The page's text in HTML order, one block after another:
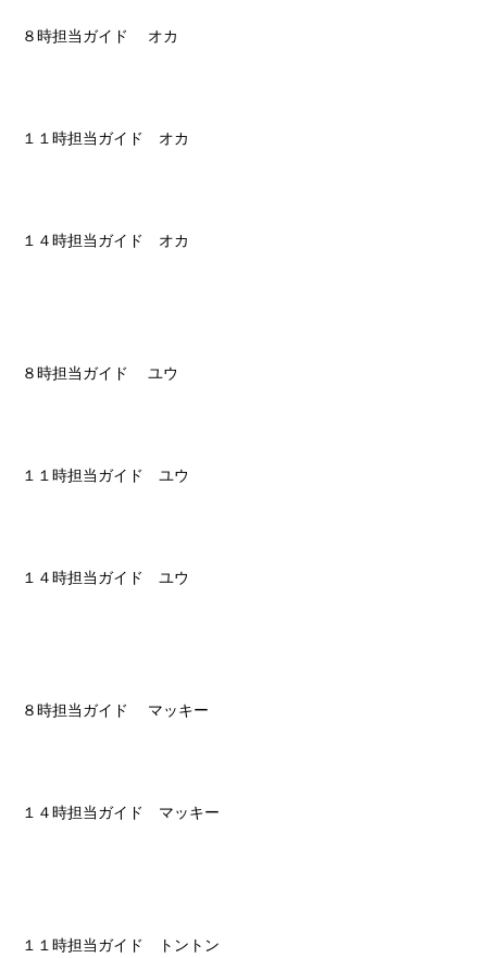
８時担当ガイド オカ
１１時担当ガイド オカ
１４時担当ガイド オカ
８時担当ガイド ユウ
１１時担当ガイド ユウ
１４時担当ガイド ユウ
８時担当ガイド マッキー
１４時担当ガイド マッキー
１１時担当ガイド トントン